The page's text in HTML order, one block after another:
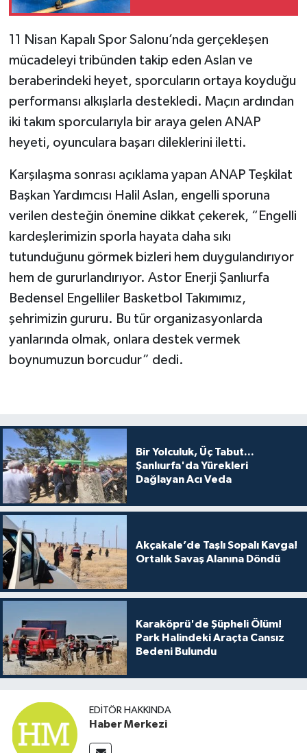
11 Nisan Kapalı Spor Salonu’nda gerçekleşen
mücadeleyi tribünden takip eden Aslan ve
beraberindeki heyet, sporcuların ortaya koyduğu
performansı alkışlarla destekledi. Maçın ardından
iki takım sporcularıyla bir araya gelen ANAP
heyeti, oyunculara başarı dileklerini iletti.
Karşılaşma sonrası açıklama yapan ANAP Teşkilat
Başkan Yardımcısı Halil Aslan, engelli sporuna
verilen desteğin önemine dikkat çekerek, “Engelli
kardeşlerimizin sporla hayata daha sıkı
tutunduğunu görmek bizleri hem duygulandırıyor
hem de gururlandırıyor. Astor Enerji Şanlıurfa
Bedensel Engelliler Basketbol Takımımız,
şehrimizin gururu. Bu tür organizasyonlarda
yanlarında olmak, onlara destek vermek
boynumuzun borcudur” dedi.
Bir Yolculuk, Üç Tabut...
Şanlıurfa'da Yürekleri
Dağlayan Acı Veda
Akçakale’de Taşlı Sopalı Kavga!
Ortalık Savaş Alanına Döndü
Karaköprü'de Şüpheli Ölüm!
Park Halindeki Araçta Cansız
Bedeni Bulundu
EDITÖR HAKKINDA
Haber Merkezi